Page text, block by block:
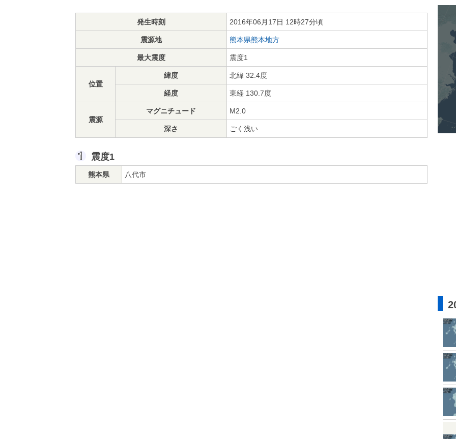
発生時刻 2016年06月17日 12時27分頃
震源地 熊本県熊本地方
最大震度 震度1
位置
緯度 北緯 32.4度
経度 東経 130.7度
震源
マグニチュード M2.0
深さ ごく浅い
震度1
熊本県 八代市